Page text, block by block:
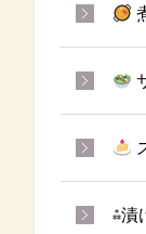
⁂漬